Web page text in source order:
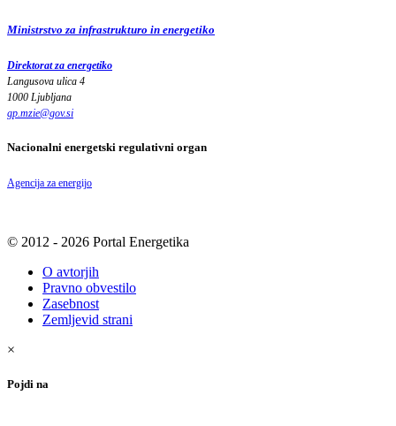
Ministrstvo za infrastrukturo in energetiko
Direktorat za energetiko
Langusova ulica 4
1000 Ljubljana
gp.mzie@gov.si
Nacionalni energetski regulativni organ
Agencija za energijo
© 2012 - 2026 Portal Energetika
O avtorjih
Pravno obvestilo
Zasebnost
Zemljevid strani
×
Pojdi na